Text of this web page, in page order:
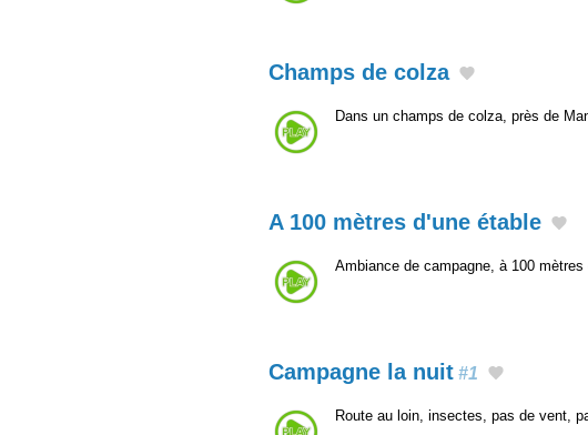
Champs de colza
Dans un champs de colza, près de
A 100 mètres d'une étable
Ambiance de campagne, à 100 mètres
Campagne la nuit #1
Route au loin, insectes, pas de vent,